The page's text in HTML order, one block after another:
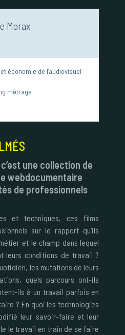
Morax
économie de l’audiovisuel
métrage
une collection de
webdocumentaire
de professionnels
et techniques, ces films
sur le rapport qu'ils
et le champ dans lequel
leurs conditions de travail ?
les mutations de leurs
quels parcours ont-ils
ils à un travail parfois en
? En quoi les technologies
leur savoir-faire et leur
le travail en train de se faire